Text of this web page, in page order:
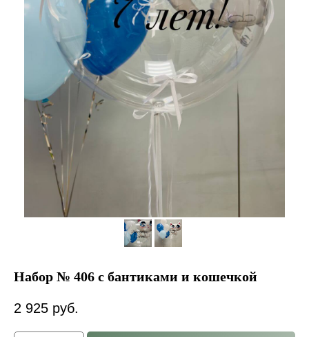
Набор № 406 с бантиками и кошечкой
2 925 руб.